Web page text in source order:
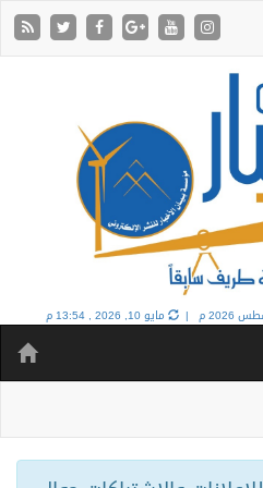
مايو 10, 2026 , 13:54 م